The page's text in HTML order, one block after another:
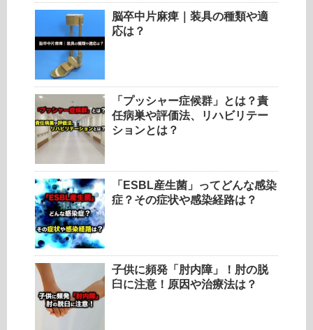
脳卒中片麻痺｜装具の種類や適
応は？
「プッシャー症候群」とは？責
任病巣や評価法、リハビリテー
ションとは？
「ESBL産生菌」ってどんな感染
症？その症状や感染経路は？
子供に頻発「肘内障」！肘の脱
臼に注意！原因や治療法は？